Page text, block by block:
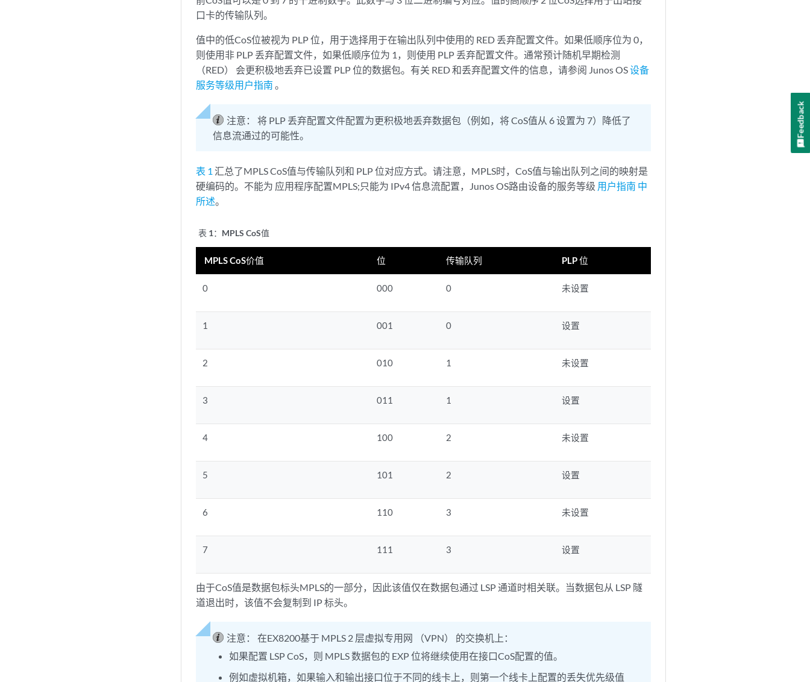
口卡的传输队列。
值中的低CoS位被视为 PLP 位，用于选择用于在输出队列中使用的 RED 丢弃配置文件。如果低顺序位为 0，
则使用非 PLP 丢弃配置文件，如果低顺序位为 1，则使用 PLP 丢弃配置文件。通常预计随机早期检测
（RED） 会更积极地丢弃已设置 PLP 位的数据包。有关 RED 和丢弃配置文件的信息，请参阅 Junos OS设备
服务等级用户指南 。
注意：
将 PLP 丢弃配置文件配置为更积极地丢弃数据包（例如，将 CoS值从 6 设置为 7）降低了
信息流通过的可能性。
表 1 汇总了MPLS CoS值与传输队列和 PLP 位对应方式。请注意，MPLS时，CoS值与输出队列之间的映射是
硬编码的。不能为 应用程序配置MPLS;只能为 IPv4 信息流配置，Junos OS路由设备的服务等级 用户指南 中
所述。
表 1：MPLS CoS值
MPLS CoS价值 位 传输队列 PLP 位
0 000 0 未设置
1 001 0 设置
2 010 1 未设置
3 011 1 设置
4 100 2 未设置
5 101 2 设置
6 110 3 未设置
7 111 3 设置
由于CoS值是数据包标头MPLS的一部分，因此该值仅在数据包通过 LSP 通道时相关联。当数据包从 LSP 隧
道退出时，该值不会复制到 IP 标头。
注意：
在EX8200基于 MPLS 2 层虚拟专用网 （VPN） 的交换机上：
如果配置 LSP CoS，则 MPLS 数据包的 EXP 位将继续使用在接口CoS配置的值。
例如虚拟机箱，如果输入和输出接口位于不同的线卡上，则第一个线卡上配置的丢失优先级值
Feedback